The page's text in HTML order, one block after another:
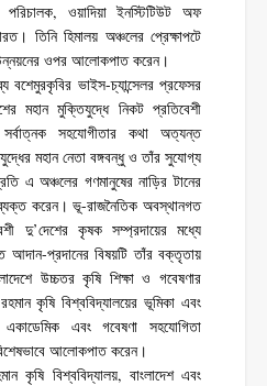
ওয়াদিয়া ইনস্টিটিউট অফ
তিনি হিমালয় অঞ্চলের প্রেক্ষাপটে
ওপর আলোকপাত করেন।
বশেমুরকৃবির ভাইস-চ্যান্সেলর প্রফেসর
মহান মুক্তিযুদ্ধে নিকট প্রতিবেশী
সহযোগীতার কথা অত্যন্ত
মহান নেতা বঙ্গবন্ধু ও তাঁর সুযোগ্য
এ অঞ্চলের গণমানুষের নাড়ির টানের
করেন। ভূ-রাজনৈতিক অবস্থানগত
দু’দেশের কৃষক সম্প্রদায়ের মধ্যে
আদান-প্রদানের বিষয়টি তাঁর বক্তৃতায়
উচ্চতর কৃষি শিক্ষা ও গবেষণার
কৃষি বিশ্ববিদ্যালয়ের ভূমিকা এবং
একাডেমিক এবং গবেষণা সহযোগিতা
আলোকপাত করেন।
কৃষি বিশ্ববিদ্যালয়, বাংলাদেশ এবং